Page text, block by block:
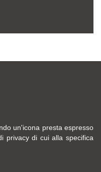
un'icona presta espresso
privacy di cui alla specifica